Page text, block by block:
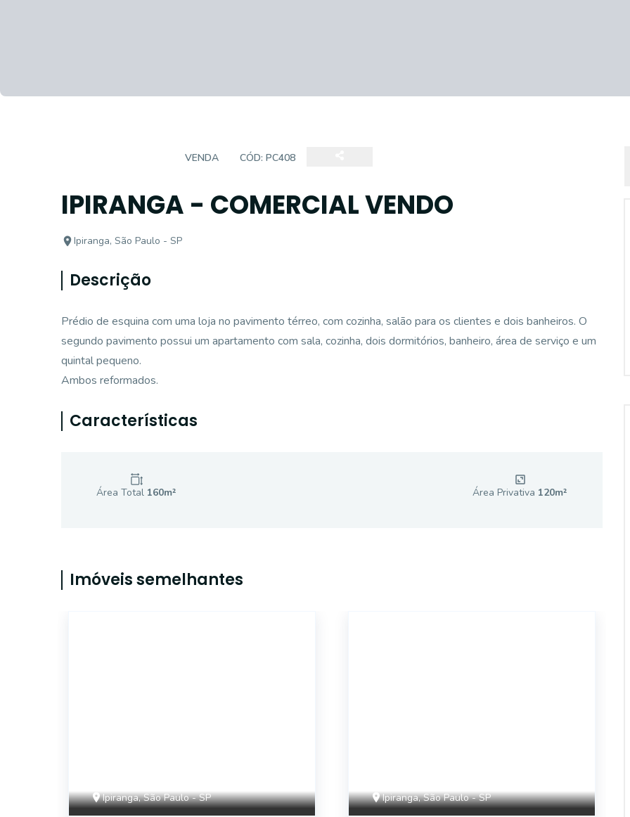
VENDA CÓD: PC408
IPIRANGA - COMERCIAL VENDO
Ipiranga, São Paulo - SP
Descrição
Prédio de esquina com uma loja no pavimento térreo, com cozinha, salão para os clientes e dois banheiros. O
segundo pavimento possui um apartamento com sala, cozinha, dois dormitórios, banheiro, área de serviço e um
quintal pequeno.
Ambos reformados.
Características
Área Total 160m² Área Privativa 120m²
Imóveis semelhantes
Ipiranga, São Paulo - SP Ipiranga, São Paulo - SP